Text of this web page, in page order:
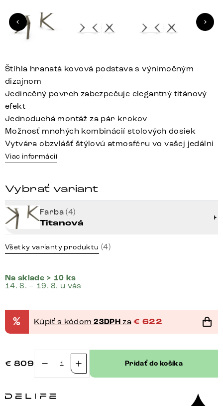
Štíhla hranatá kovová podstava s výnimočným
dizajnom
Jedinečný povrch zabezpečuje elegantný titánový
efekt
Jednoduchá montáž za pár krokov
Možnosť mnohých kombinácií stolových dosiek
Vytvára obzvlášť štýlovú atmosféru vo vašej jedálni
Viac informácií
Vybrať variant
Farba(4)
Titanová
Všetky varianty produktu (4)
Na sklade > 10 ks
14. 8. – 19. 8. u vás
% Kúpiť s kódom23DPH za € 622
€ 809
množstvo
Zenthara
Pridať do košíka